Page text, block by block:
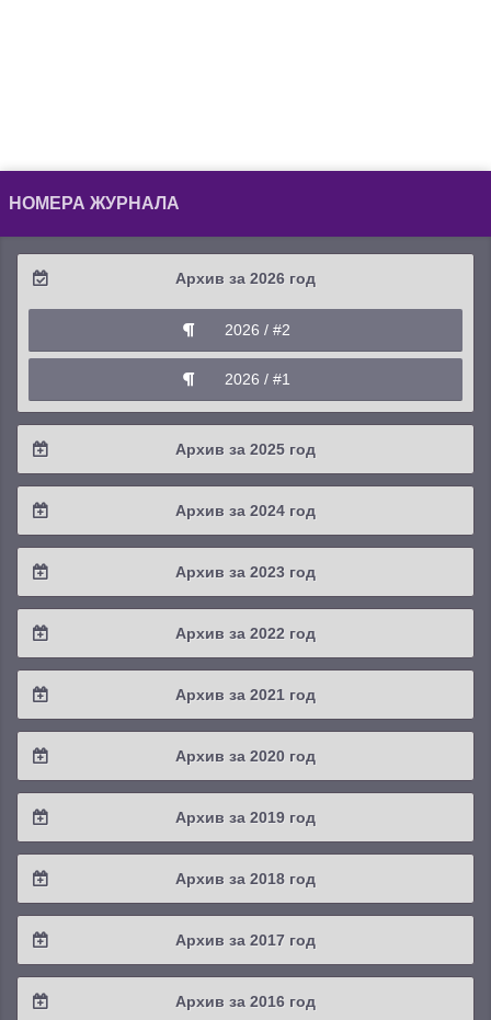
НОМЕРА ЖУРНАЛА
Архив за 2026 год
2026 / #2
2026 / #1
Архив за 2025 год
2025 / #4
2025 / #3
2025 / #1
Архив за 2024 год
2024 / #4
2024 / #3
2024 / #1
Архив за 2023 год
2023 / #4
2023 / #3
2023 / #1
Архив за 2022 год
2022 / #4
2022 / #3
2022 / #1
Архив за 2021 год
2021 / #4
2021 / #3
2021 / #1
Архив за 2020 год
2020 / #4
2020 / #3
2020 / #1
Архив за 2019 год
2019 / #4
2019 / #3
2019 / #1
Архив за 2018 год
2018 / #4
2018 / #3
Архив за 2017 год
2017 / #4
Архив за 2016 год